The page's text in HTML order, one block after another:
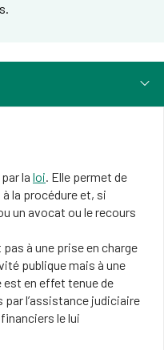
la loi. Elle permet de
la procédure et, si
un avocat ou le recours
à une prise en charge
publique mais à une
est en effet tenue de
l’assistance judiciaire
le lui